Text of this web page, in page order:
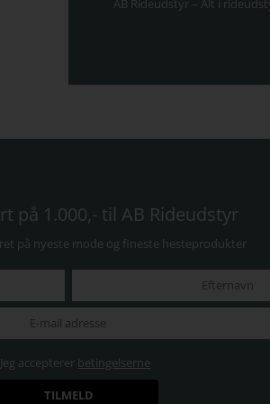
AB Rideudstyr – Alt i
på 1.000,- til AB Rideudstyr
på nyeste mode og fineste hesteprodukter
Jeg accepterer betingelserne